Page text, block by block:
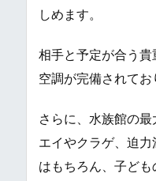
しめます。
相手と予定が合う
空調が完備されて
さらに、水族館の
エイやクラゲ、迫
はもちろん、子ども